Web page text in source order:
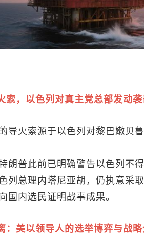
索，以色列对真主党总部发动
导火索源于以色列对黎巴嫩贝
朗普此前已明确警告以色列不
列总理内塔尼亚胡，仍执意采
国内选民证明战事成果。
：美以领导人的选举博弈与战